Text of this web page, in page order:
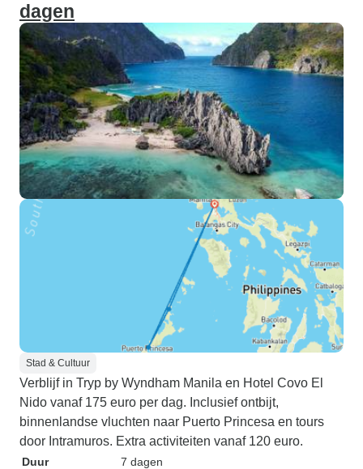
dagen
Stad & Cultuur
Verblijf in Tryp by Wyndham Manila en Hotel Covo El
Nido vanaf 175 euro per dag. Inclusief ontbijt,
binnenlandse vluchten naar Puerto Princesa en tours
door Intramuros. Extra activiteiten vanaf 120 euro.
Duur
7 dagen